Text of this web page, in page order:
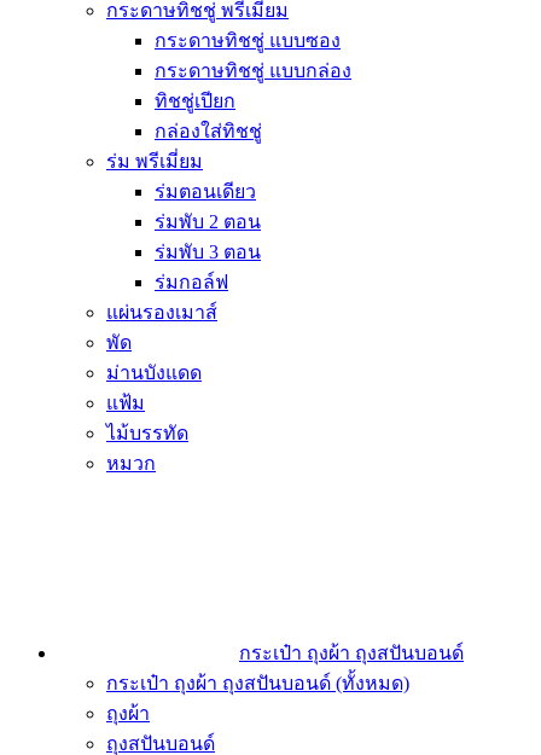
กระดาษทิชชู่ พรีเมี่ยม
กระดาษทิชชู่ แบบซอง
กระดาษทิชชู่ แบบกล่อง
ทิชชู่เปียก
กล่องใส่ทิชชู่
ร่ม พรีเมี่ยม
ร่มตอนเดียว
ร่มพับ 2 ตอน
ร่มพับ 3 ตอน
ร่มกอล์ฟ
แผ่นรองเมาส์
พัด
ม่านบังแดด
แฟ้ม
ไม้บรรทัด
หมวก
กระเป๋า ถุงผ้า ถุงสปันบอนด์
กระเป๋า ถุงผ้า ถุงสปันบอนด์ (ทั้งหมด)
ถุงผ้า
ถุงสปันบอนด์